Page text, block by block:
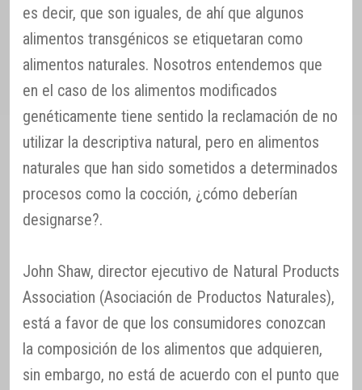
es decir, que son iguales, de ahí que algunos
alimentos transgénicos se etiquetaran como
alimentos naturales. Nosotros entendemos que
en el caso de los alimentos modificados
genéticamente tiene sentido la reclamación de no
utilizar la descriptiva natural, pero en alimentos
naturales que han sido sometidos a determinados
procesos como la cocción, ¿cómo deberían
designarse?.
John Shaw, director ejecutivo de Natural Products
Association (Asociación de Productos Naturales),
está a favor de que los consumidores conozcan
la composición de los alimentos que adquieren,
sin embargo, no está de acuerdo con el punto que